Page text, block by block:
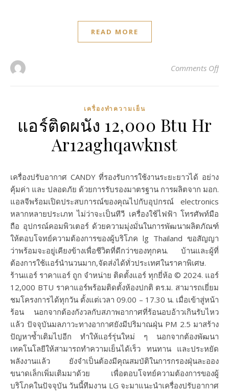
READ MORE
Comments Offon
เครื่องทำความเย็น
แอร์ติดผนัง 12,000 Btu Hr
Ar12aghqawknst
เครื่องปรับอากาศ CANDY ที่รองรับการใช้งานระยะยาวได้ อย่าง
คุ้มค่า และ ปลอดภัย ด้วยการรับรองมาตรฐาน การผลิตจาก มอก.
แอลจีพร้อมเปิดประสบการณ์ของคุณไปกับอุปกรณ์ electronics
หลากหลายประเภท ไม่ว่าจะเป็นทีวี เครื่องใช้ไฟฟ้า โทรศัพท์มือ
ถือ อุปกรณ์คอมพิวเตอร์ ด้วยความมุ่งมั่นในการพัฒนาผลิตภัณฑ์
ให้ตอบโจทย์ความต้องการของผู้บริโภค lg Thailand ขอสัญญา
ว่าพร้อมจะอยู่เคียงข้างเพื่อชีวิตที่ดีกว่าของทุกคน. บ้านและผู้ที่
ต้องการใช้แอร์นำนวนมาก,จัดส่งได้ทั่วประเทศในราคาพิเศษ.
ร้านแอร์ ราคาแอร์ ถูก จำหน่าย ติดตั้งแอร์ ทุกยี่ห้อ © 2024. แอร์
12,000 BTU ราคาแอร์พร้อมติดตั้งห้องปกติ ตร.ม. สามารถเยี่ยม
ชมโครงการได้ทุกวัน ตั้งแต่เวลา 09.00 – 17.30 น. เมื่อเข้าสู่หน้า
ร้อน นอกจากต้องกังวลกับสภาพอากาศที่ร้อนอบอ้าวเกินรับไหว
แล้ว ปัจจุบันมลภาวะทางอากาศยังมีปริมาณฝุ่น PM 2.5 มาสร้าง
ปัญหาซ้ำเติมไปอีก ทำให้แอร์รุ่นใหม่ ๆ นอกจากต้องพัฒนา
เทคโนโลยีให้สามารถทำความเย็นได้เร็ว ทนทาน และประหยัด
พลังงานแล้ว ยังจำเป็นต้องมีคุณสมบัติในการกรองฝุ่นละออง
ขนาดเล็กเพิ่มเติมมาด้วย เพื่อตอบโจทย์ความต้องการของผู้
บริโภคในปัจจุบัน วันนี้ทีมงาน LG จะมาแนะนำเครื่องปรับอากาศ